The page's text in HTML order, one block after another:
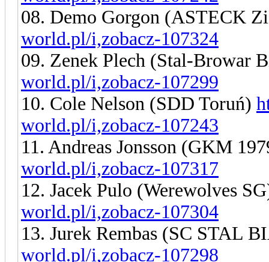
08. Demo Gorgon (ASTECK
world.pl/i,zobacz-107324
09. Zenek Plech (Stal-Browar
world.pl/i,zobacz-107299
10. Cole Nelson (SDD Toruń)
world.pl/i,zobacz-107243
11. Andreas Jonsson (GKM
world.pl/i,zobacz-107317
12. Jacek Pulo (Werewolves
world.pl/i,zobacz-107304
13. Jurek Rembas (SC STAL
world.pl/i,zobacz-107298